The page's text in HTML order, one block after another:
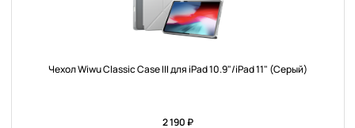
Чехол Wiwu Classic Case III для iPad 10.9"/iPad 11" (Серый)
2 190 ₽